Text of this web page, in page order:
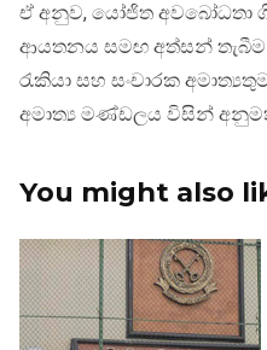
ඒ අනුව, යෝජිත අවබෝධතා
ආයතනය සමඟ අත්සන්
රැකියා සහ සංචාරක
අමාත්‍ය මණ්ඩලය විසින්
You might also